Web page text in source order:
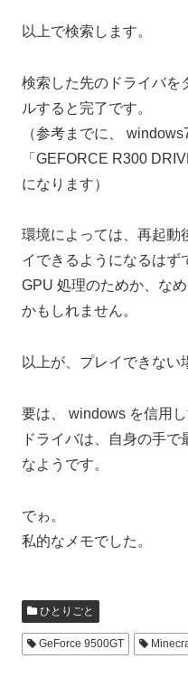
以上で検索します。
検索した先のドライバを
ルすると完了です。
（参考までに、
「GEFORCE R300
になります）
環境によっては、再起動
イできるようになるはず
GPU 処理のためか、な
かもしれません。
以上が、プレイできない
要は、 windows を信用
ドライバは、自身の手
なようです。
でゎ。
私的なメモでした。
ひとりごと
GeForce 9500GT